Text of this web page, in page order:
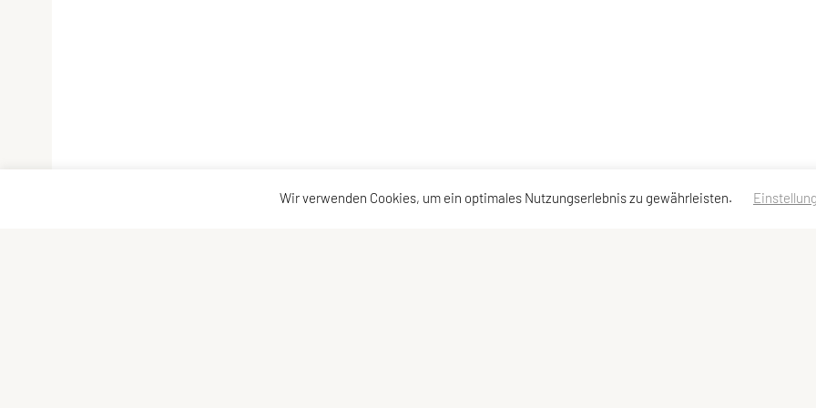
Wir verwenden Cookies, um ein optimales Nutzungserlebnis zu gewährleisten.